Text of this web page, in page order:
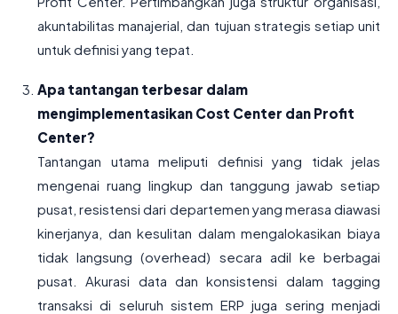
akuntabilitas manajerial, dan tujuan strategis setiap unit
untuk definisi yang tepat.
Apa tantangan terbesar dalam
mengimplementasikan Cost Center dan Profit
Center?
Tantangan utama meliputi definisi yang tidak jelas
mengenai ruang lingkup dan tanggung jawab setiap
pusat, resistensi dari departemen yang merasa diawasi
kinerjanya, dan kesulitan dalam mengalokasikan biaya
tidak langsung (overhead) secara adil ke berbagai
pusat. Akurasi data dan konsistensi dalam tagging
transaksi di seluruh sistem ERP juga sering menjadi